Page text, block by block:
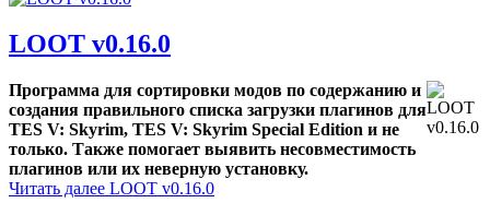
LOOT v0.16.0
Программа для сортировки модов по содержанию и
создания правильного списка загрузки плагинов для
TES V: Skyrim, TES V: Skyrim Special Edition и не
только. Также помогает выявить несовместимость
плагинов или их неверную установку.
Читать далее LOOT v0.16.0